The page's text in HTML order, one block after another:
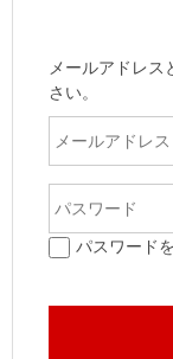
メールアドレ
さい。
パスワード